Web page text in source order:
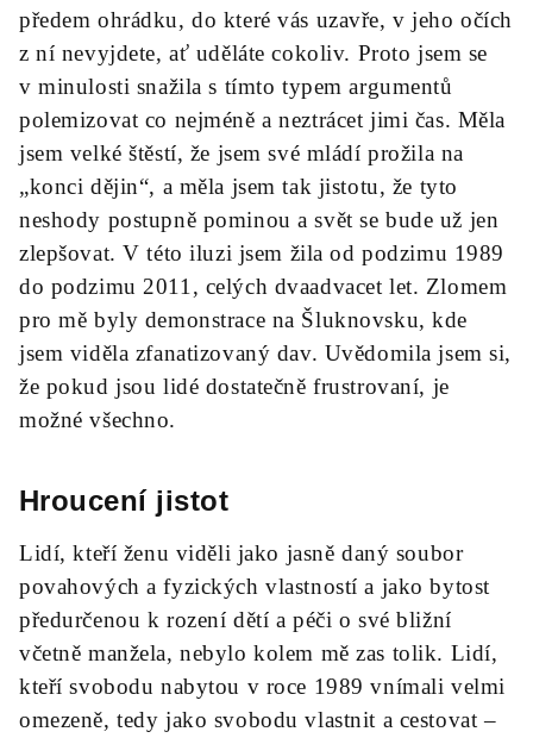
předem ohrádku, do které vás uzavře, v jeho očích
z ní nevyjdete, ať uděláte cokoliv. Proto jsem se
v minulosti snažila s tímto typem argumentů
polemizovat co nejméně a neztrácet jimi čas. Měla
jsem velké štěstí, že jsem své mládí prožila na
„konci dějin“, a měla jsem tak jistotu, že tyto
neshody postupně pominou a svět se bude už jen
zlepšovat. V této iluzi jsem žila od podzimu 1989
do podzimu 2011, celých dvaadvacet let. Zlomem
pro mě byly demonstrace na Šluknovsku, kde
jsem viděla zfanatizovaný dav. Uvědomila jsem si,
že pokud jsou lidé dostatečně frustrovaní, je
možné všechno.
Hroucení jistot
Lidí, kteří ženu viděli jako jasně daný soubor
povahových a fyzických vlastností a jako bytost
předurčenou k rození dětí a péči o své bližní
včetně manžela, nebylo kolem mě zas tolik. Lidí,
kteří svobodu nabytou v roce 1989 vnímali velmi
omezeně, tedy jako svobodu vlastnit a cestovat –